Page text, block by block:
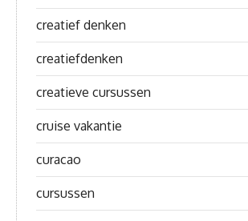
creatief denken
creatiefdenken
creatieve cursussen
cruise vakantie
curacao
cursussen